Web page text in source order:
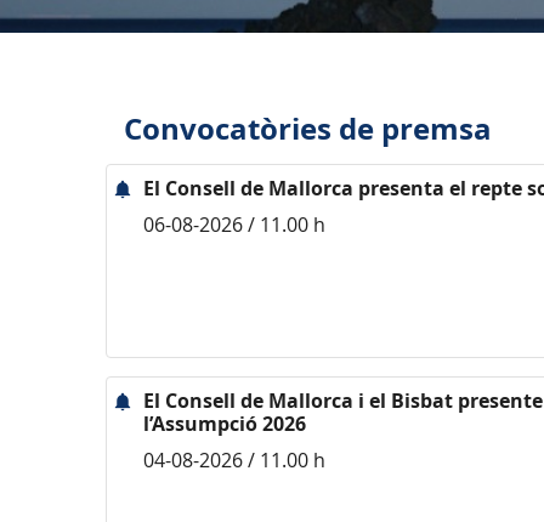
Convocatòries de premsa
El Consell de Mallorca presenta el repte
06-08-2026 / 11.00 h
El Consell de Mallorca i el Bisbat
l’Assumpció 2026
04-08-2026 / 11.00 h